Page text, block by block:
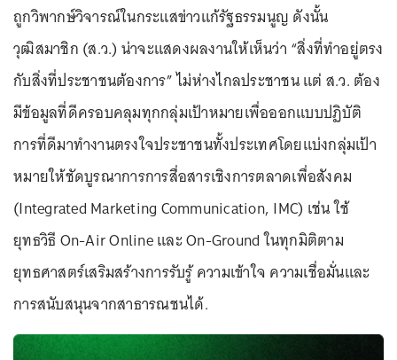
ถูกวิพากษ์วิจารณ์ในกระแสข่าวแก้รัฐธรรมนูญ ดังนั้น
วุฒิสมาชิก (ส.ว.) น่าจะแสดงผลงานให้เห็นว่า “สิ่งที่ทำอยู่ตรง
กับสิ่งที่ประชาชนต้องการ” ไม่ห่างไกลประชาชน แต่ ส.ว. ต้อง
มีข้อมูลที่ดีครอบคลุมทุกกลุ่มเป้าหมายเพื่อออกแบบปฏิบัติ
การที่ดีมาทำงานตรงใจประชาชนทั้งประเทศโดยแบ่งกลุ่มเป้า
หมายให้ชัดบูรณาการการสื่อสารเชิงการตลาดเพื่อสังคม
(Integrated Marketing Communication, IMC) เช่น ใช้
ยุทธวิธี On-Air Online และ On-Ground ในทุกมิติตาม
ยุทธศาสตร์เสริมสร้างการรับรู้ ความเข้าใจ ความเชื่อมั่นและ
การสนับสนุนจากสาธารณชนได้.